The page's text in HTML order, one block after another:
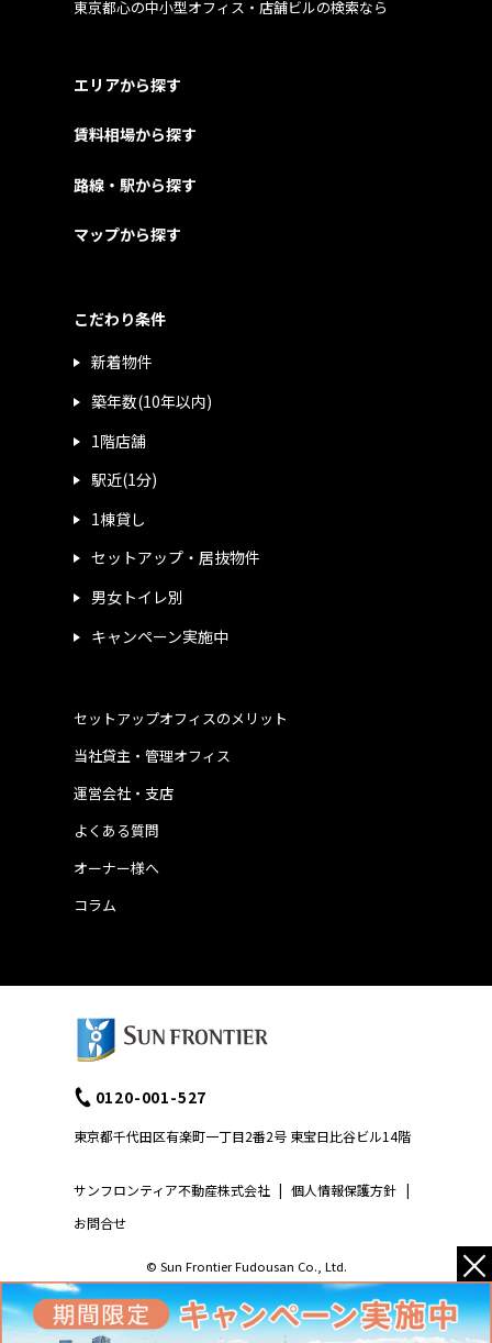
東京都心の中小型オフィス・店舗ビルの検索なら
エリアから探す
賃料相場から探す
路線・駅から探す
マップから探す
こだわり条件
新着物件
築年数(10年以内)
1階店舗
駅近(1分)
1棟貸し
セットアップ・居抜物件
男女トイレ別
キャンペーン実施中
運営会社・支店
よくある質問
当社貸主・管理オフィス
オーナー様へ
コラム
セットアップオフィスのメリット
サンフロンティア不動産株式会社 | 個人情報保護方針 |
お問合せ
0120-001-527
東京都千代田区有楽町一丁目2番2号 東宝日比谷ビル14階
© Sun Frontier Fudousan Co., Ltd. ×